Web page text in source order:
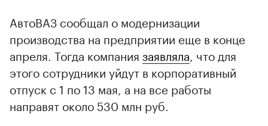
АвтоВАЗ сообщал о модернизации
производства на предприятии еще в конце
апреля. Тогда компания заявляла , что для
этого сотрудники уйдут в корпоративный
отпуск с 1 по 13 мая, а на все работы
направят около 530 млн руб.